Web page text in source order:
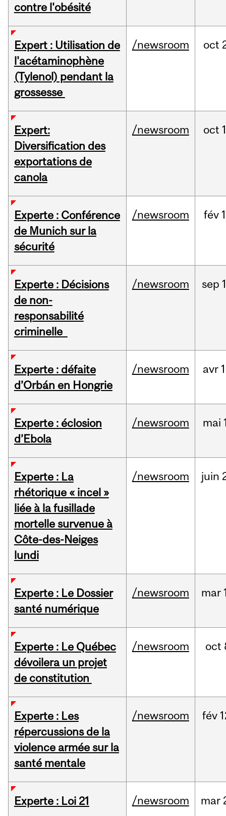
contre l'obésité
Expert : Utilisation de
l'acétaminophène
(Tylenol) pendant la
grossesse
/newsroom oct
Expert:
Diversification des
exportations de
canola
/newsroom oct
Experte : Conférence
de Munich sur la
sécurité
/newsroom fév
Experte : Décisions
de non-
responsabilité
criminelle
/newsroom sep
Experte : défaite
d’Orbán en Hongrie
/newsroom avr
Experte : éclosion
d’Ebola
/newsroom mai
Experte : La
rhétorique « incel »
liée à la fusillade
mortelle survenue à
Côte-des-Neiges
lundi
/newsroom juin
Experte : Le Dossier
santé numérique
/newsroom mar
Experte : Le Québec
dévoilera un projet
de constitution
/newsroom oct
Experte : Les
répercussions de la
violence armée sur la
santé mentale
/newsroom fév
Experte : Loi 21 /newsroom mar